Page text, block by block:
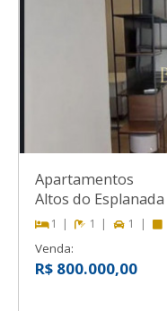
Apartamentos
Altos do Esplanada
1 1 1
Venda:
R$ 800.000,00